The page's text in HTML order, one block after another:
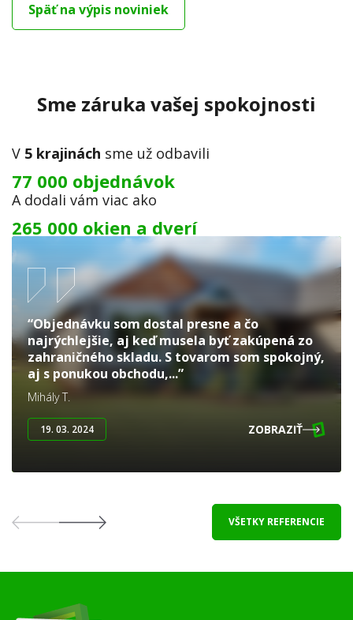
Späť na výpis noviniek
Sme záruka vašej spokojnosti
V 5 krajinách sme už odbavili
77 000 objednávok
A dodali vám viac ako
265 000 okien a dverí
“Objednávku som dostal presne a čo
najrýchlejšie, aj keď musela byť zakúpená zo
zahraničného skladu. S tovarom som spokojný,
aj s ponukou obchodu,...”
Mihály T.
19. 03. 2024 ZOBRAZIŤ
VŠETKY REFERENCIE